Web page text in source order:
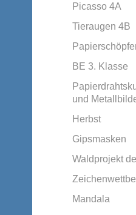
Picasso 4A
Tieraugen 4B
BE 3. Klasse
und
Herbst
Gipsmasken
Waldprojekt
Mandala